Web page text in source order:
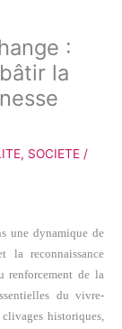
:
la
, SOCIETE /
une dynamique de
la reconnaissance
renforcement de la
du vivre-
historiques,